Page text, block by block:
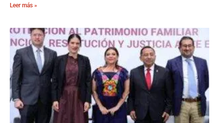
Leer más »